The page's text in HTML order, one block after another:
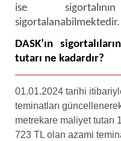
ise
sigortalanabilmektedir.
DASK’ın
tutarı ne kadardır?
01.01.2024 tarihi
teminatları
metrekare maliyet tutarı
723 TL olan azami